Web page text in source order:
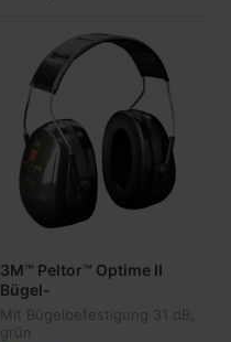
3M™ Peltor™ Optime II
Bügel-
Kapselgehörschutz
Mit Bügelbefestigung 31 dB,
grün